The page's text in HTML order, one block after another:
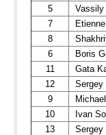
5
7
8
6
Boris
11
Gata
12
Sergey
9
10
Ivan
13
Sergey